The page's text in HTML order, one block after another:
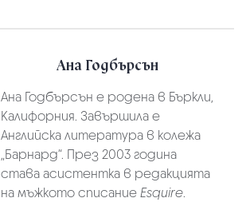
Ана Годбърсън
Ана Годбърсън е родена в Бъркли,
Калифорния. Завършила е
Английска литература в колежа
„Барнард“. През 2003 година
става асистентка в редакцията
на мъжкото списаниеEsquire.